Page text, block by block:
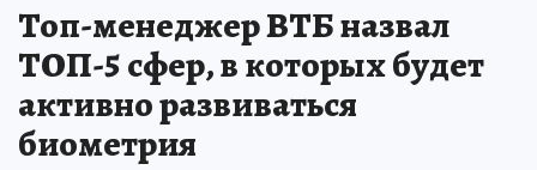
Топ-менеджер ВТБ назвал
ТОП-5 сфер, в которых будет
активно развиваться
биометрия